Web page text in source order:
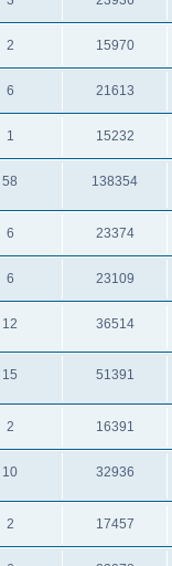
2 15970
6 21613
1 15232
58 138354
6 23374
6 23109
12 36514
15 51391
2 16391
10 32936
2 17457